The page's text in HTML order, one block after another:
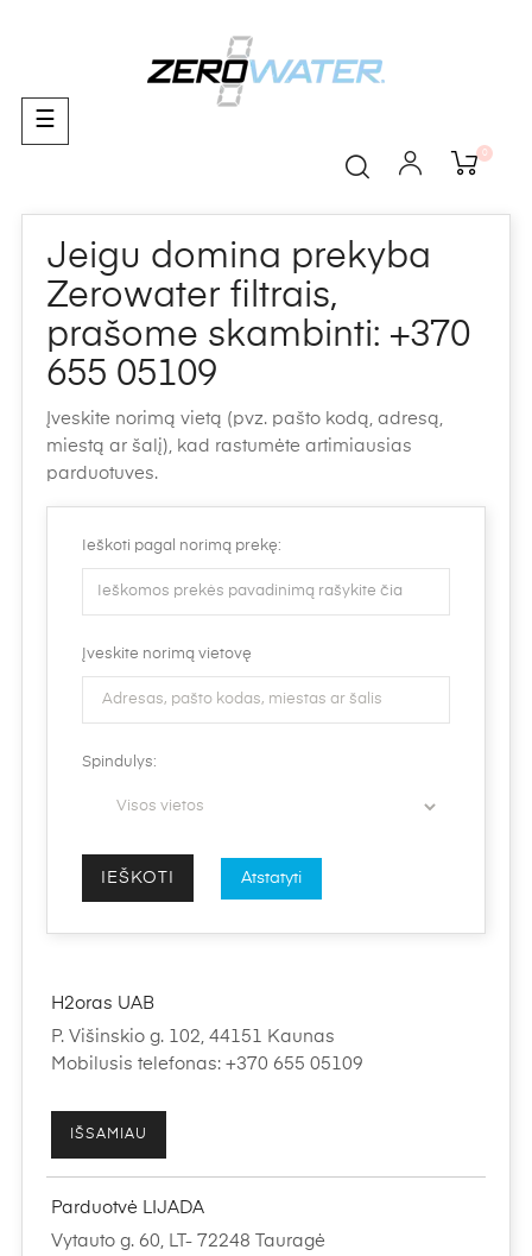
0
Toggle
navigation
☰
Jeigu domina prekyba
Zerowater filtrais,
prašome skambinti: +370
655 05109
Įveskite norimą vietą (pvz. pašto kodą, adresą,
miestą ar šalį), kad rastumėte artimiausias
parduotuves.
Ieškoti pagal norimą prekę:
Įveskite norimą vietovę
Spindulys:
H2oras UAB
P. Višinskio g. 102, 44151 Kaunas
Mobilusis telefonas: +370 655 05109
IŠSAMIAU
Parduotvė LIJADA
Vytauto g. 60, LT- 72248 Tauragė